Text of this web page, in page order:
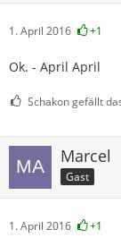
1. April 2016 +1
Ok. - April April
Schakon gefällt
Marcel
Gast
1. April 2016 +1